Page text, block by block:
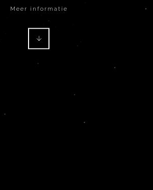
Meer informatie